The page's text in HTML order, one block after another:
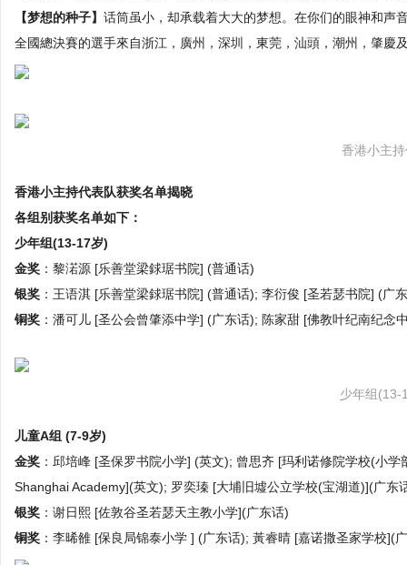
【梦想的种子】 话筒虽小，却承载着大大的梦想。在你们的眼神和声
全國總決賽的選手來自浙江，廣州，深圳，東莞，汕頭，潮州，肇慶
香港小主
香港小主持代表队获奖名单揭晓
各组别获奖名单如下：
少年组(13-17岁)
金奖 ：黎渃源 [乐善堂梁銶琚书院] (普通话)
银奖 ：王语淇 [乐善堂梁銶琚书院] (普通话); 李衍俊 [圣若瑟书院] (广
铜奖 ：潘可儿 [圣公会曾肇添中学] (广东话); 陈家甜 [佛教叶纪南纪念
少年组(13-
儿童A组 (7-9岁)
金奖 ：邱培峰 [圣保罗书院小学] (英文); 曾思齐 [玛利诺修院学校(小
Shanghai Academy](英文); 罗奕瑧 [大埔旧墟公立学校(宝湖道)](广东
银奖 ：谢日熙 [佐敦谷圣若瑟天主教小学](广东话)
铜奖 ：李晞雒 [保良局锦泰小学 ] (广东话); 黃睿晴 [嘉诺撒圣家学校](